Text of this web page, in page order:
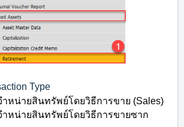
Type
ำหน่ายสินทรัพย์โดยวิธีการขาย (Sales)
ำหน่ายสินทรัพย์โดยวิธีการขายซาก